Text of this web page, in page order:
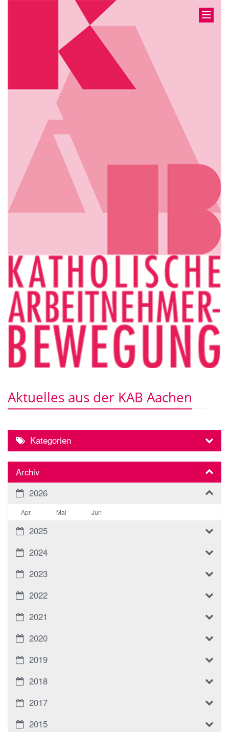
Aktuelles aus der KAB Aachen
Kategorien
Archiv
2026
Apr Mai Jun
2025
2024
2023
2022
2021
2020
2019
2018
2017
2015